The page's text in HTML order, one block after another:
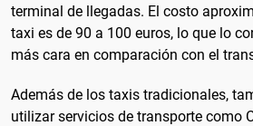
terminal de llegadas. El costo
taxi es de 90 a 100 euros, lo que lo
más cara en comparación con el
Además de los taxis tradicionales,
utilizar servicios de transporte como